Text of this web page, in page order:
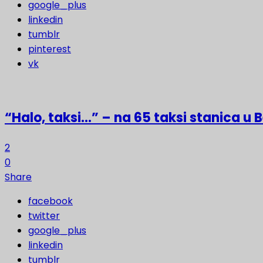
google_plus
linkedin
tumblr
pinterest
vk
“Halo, taksi…” – na 65 taksi stanica u
2
0
Share
facebook
twitter
google_plus
linkedin
tumblr